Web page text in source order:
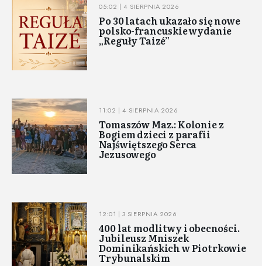
05:02 | 4 SIERPNIA 2026
Po 30 latach ukazało się nowe
polsko-francuskie wydanie
„Reguły Taizé”
11:02 | 4 SIERPNIA 2026
Tomaszów Maz.: Kolonie z
Bogiem dzieci z parafii
Najświętszego Serca
Jezusowego
12:01 | 3 SIERPNIA 2026
400 lat modlitwy i obecności.
Jubileusz Mniszek
Dominikańskich w Piotrkowie
Trybunalskim